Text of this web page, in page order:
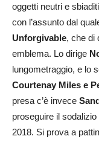
oggetti neutri e
con l’assunto dal
Unforgivable, che di
emblema. Lo dirige
lungometraggio, e lo
Courtenay Miles e
presa c’è invece
proseguire il
2018. Si prova a